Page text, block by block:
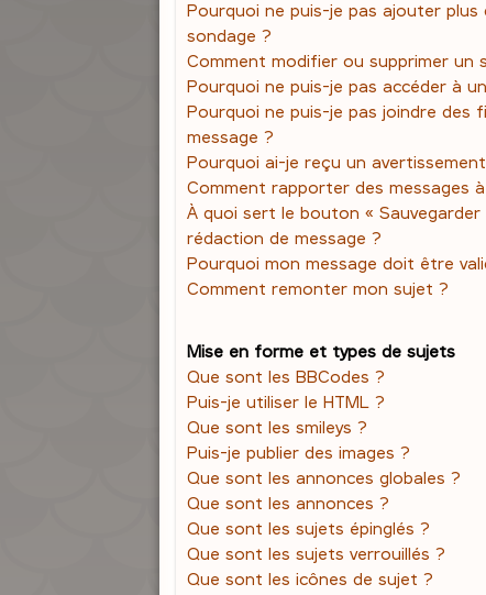
Pourquoi ne puis-je pas ajouter plus
sondage ?
Comment modifier ou supprimer un
Pourquoi ne puis-je pas accéder à
Pourquoi ne puis-je pas joindre des
message ?
Pourquoi ai-je reçu un
Comment rapporter des messages
À quoi sert le bouton « Sauvegarder
rédaction de message ?
Pourquoi mon message doit être
Comment remonter mon sujet ?
Mise en forme et types de sujets
Que sont les BBCodes ?
Puis-je utiliser le HTML ?
Que sont les smileys ?
Puis-je publier des images ?
Que sont les annonces globales ?
Que sont les annonces ?
Que sont les sujets épinglés ?
Que sont les sujets verrouillés ?
Que sont les icônes de sujet ?